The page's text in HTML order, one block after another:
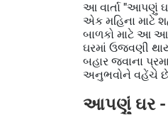
આ વાર્તા "આપણું
એક મહિના માટે
બાળકો માટે આ
ઘરમાં ઉજવણી
બહાર જવાના
અનુભવોને વહેંચે
આપણું ઘર -